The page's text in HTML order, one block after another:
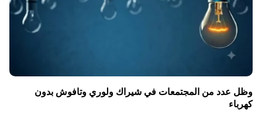
وظل عدد من المجتمعات في شيراك ولوري وتافوش بدون
كهرباء